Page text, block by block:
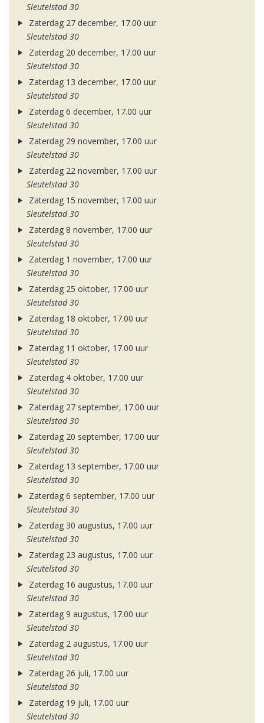
Sleutelstad 30
Zaterdag 27 december, 17.00 uur
Sleutelstad 30
Zaterdag 20 december, 17.00 uur
Sleutelstad 30
Zaterdag 13 december, 17.00 uur
Sleutelstad 30
Zaterdag 6 december, 17.00 uur
Sleutelstad 30
Zaterdag 29 november, 17.00 uur
Sleutelstad 30
Zaterdag 22 november, 17.00 uur
Sleutelstad 30
Zaterdag 15 november, 17.00 uur
Sleutelstad 30
Zaterdag 8 november, 17.00 uur
Sleutelstad 30
Zaterdag 1 november, 17.00 uur
Sleutelstad 30
Zaterdag 25 oktober, 17.00 uur
Sleutelstad 30
Zaterdag 18 oktober, 17.00 uur
Sleutelstad 30
Zaterdag 11 oktober, 17.00 uur
Sleutelstad 30
Zaterdag 4 oktober, 17.00 uur
Sleutelstad 30
Zaterdag 27 september, 17.00 uur
Sleutelstad 30
Zaterdag 20 september, 17.00 uur
Sleutelstad 30
Zaterdag 13 september, 17.00 uur
Sleutelstad 30
Zaterdag 6 september, 17.00 uur
Sleutelstad 30
Zaterdag 30 augustus, 17.00 uur
Sleutelstad 30
Zaterdag 23 augustus, 17.00 uur
Sleutelstad 30
Zaterdag 16 augustus, 17.00 uur
Sleutelstad 30
Zaterdag 9 augustus, 17.00 uur
Sleutelstad 30
Zaterdag 2 augustus, 17.00 uur
Sleutelstad 30
Zaterdag 26 juli, 17.00 uur
Sleutelstad 30
Zaterdag 19 juli, 17.00 uur
Sleutelstad 30